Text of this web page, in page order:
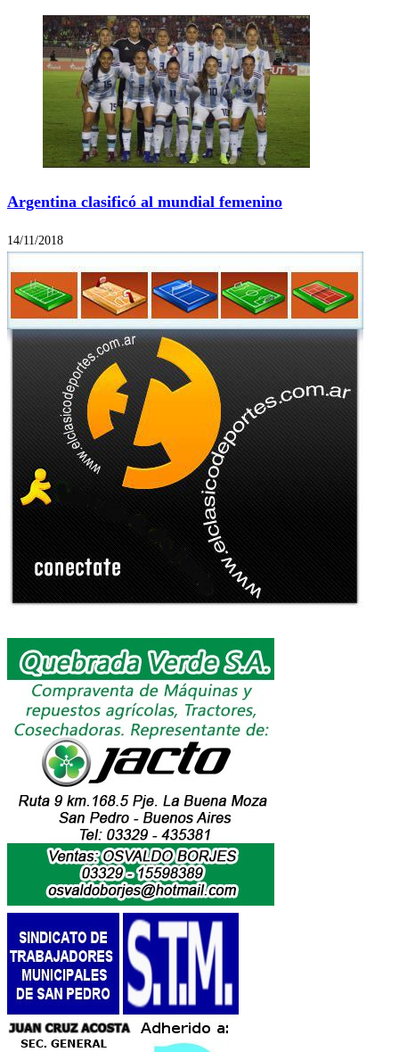
Argentina clasificó al mundial femenino
14/11/2018